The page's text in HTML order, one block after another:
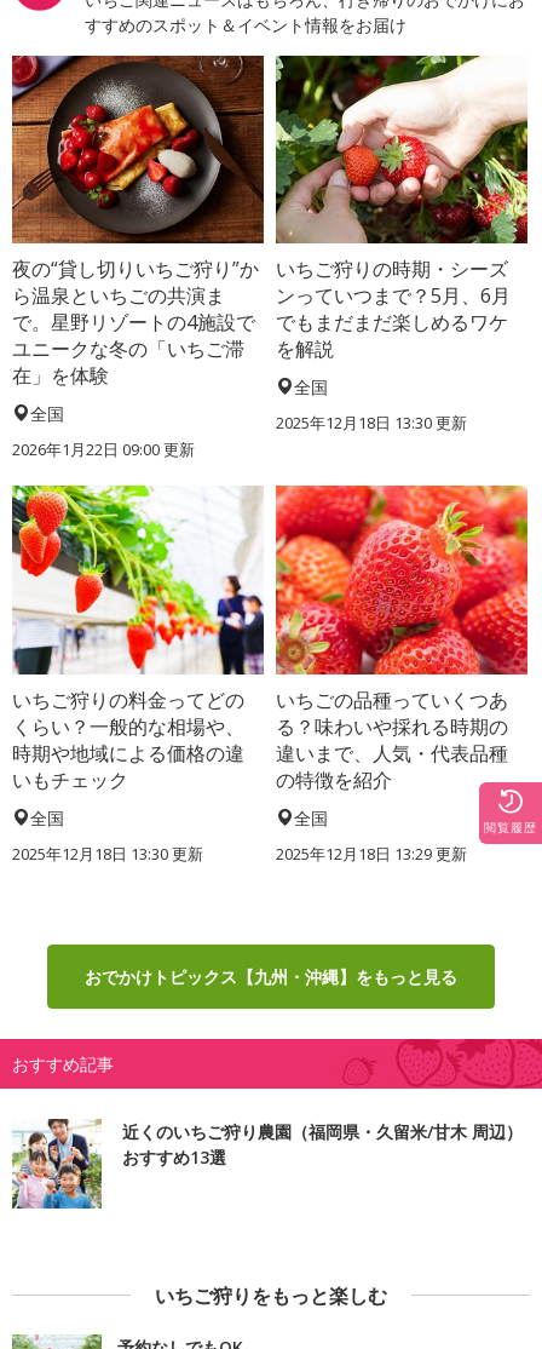
すすめのスポット＆イベント情報をお届け
夜の“貸し切りいちご狩り”か
ら温泉といちごの共演ま
で。星野リゾートの4施設で
ユニークな冬の「いちご滞
在」を体験
全国
2026年1月22日 09:00 更新
いちご狩りの時期・シーズ
ンっていつまで？5月、6月
でもまだまだ楽しめるワケ
を解説
全国
2025年12月18日 13:30 更新
いちご狩りの料金ってどの
くらい？一般的な相場や、
時期や地域による価格の違
いもチェック
全国
2025年12月18日 13:30 更新
いちごの品種っていくつあ
る？味わいや採れる時期の
違いまで、人気・代表品種
の特徴を紹介
全国
2025年12月18日 13:29 更新
おでかけトピックス【九州・沖縄】をもっと見る
おすすめ記事
近くのいちご狩り農園（福岡県・久留米/甘木 周辺）
おすすめ13選
いちご狩りをもっと楽しむ
閲覧履歴